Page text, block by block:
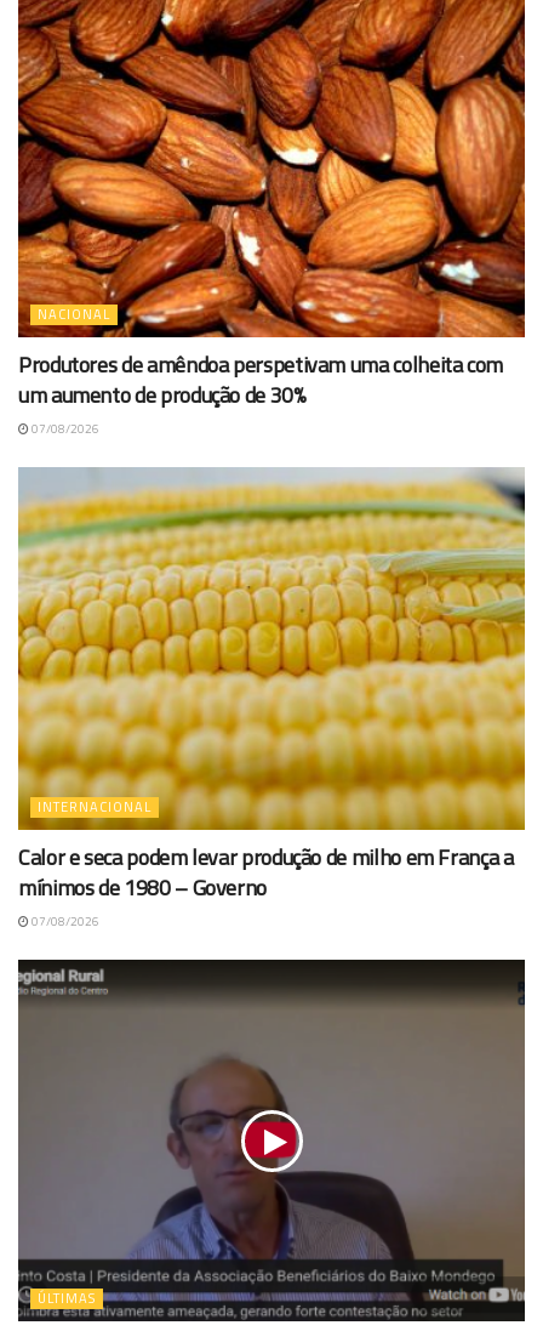
NACIONAL
Produtores de amêndoa perspetivam uma colheita com
um aumento de produção de 30%
07/08/2026
INTERNACIONAL
Calor e seca podem levar produção de milho em França a
mínimos de 1980 – Governo
07/08/2026
ÚLTIMAS